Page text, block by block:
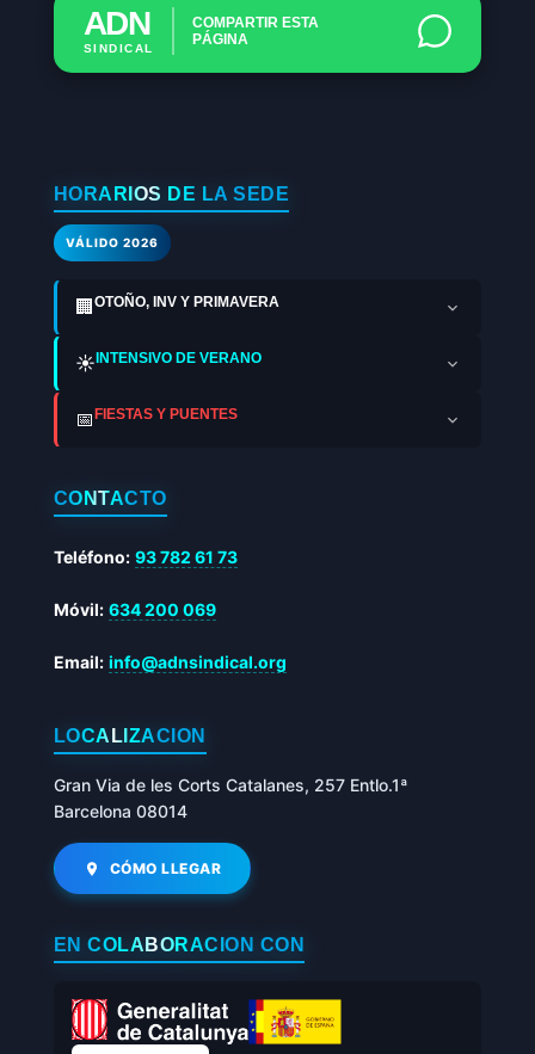
ADN
SINDICAL
COMPARTIR ESTA
PÁGINA
HORARIOS DE LA SEDE
VÁLIDO 2026
🏢 OTOÑO, INV Y PRIMAVERA
☀️INTENSIVO DE VERANO
📅FIESTAS Y PUENTES
CONTACTO
Teléfono: 93 782 61 73
Móvil: 634 200 069
Email: info@adnsindical.org
LOCALIZACIÓN
Gran Via de les Corts Catalanes, 257 Entlo.1ª
Barcelona 08014
CÓMO LLEGAR
EN COLABORACIÓN CON